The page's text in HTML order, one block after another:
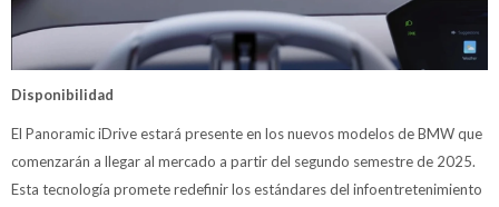
Disponibilidad
El Panoramic iDrive estará presente en los nuevos modelos de BMW que
comenzarán a llegar al mercado a partir del segundo semestre de 2025.
Esta tecnología promete redefinir los estándares del infoentretenimiento